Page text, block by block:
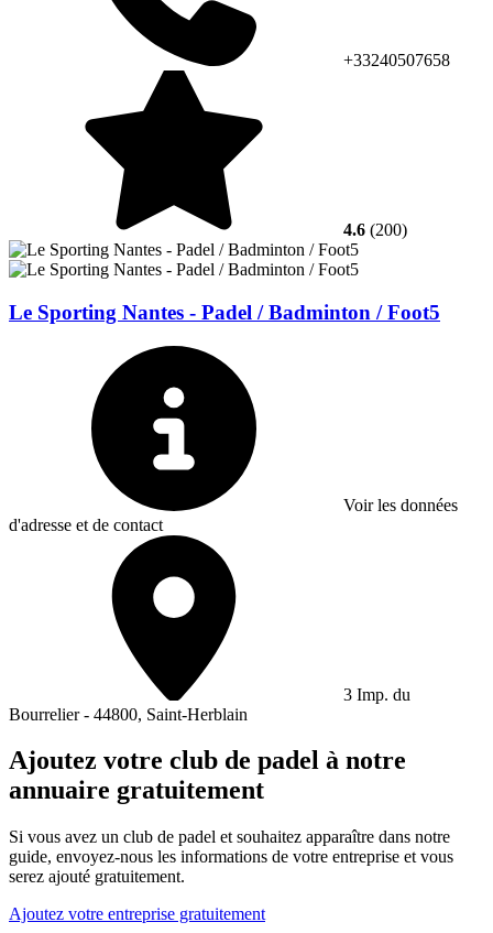
+33240507658
4.6 (200)
Le Sporting Nantes - Padel / Badminton / Foot5
Voir les données
d'adresse et de contact
3 Imp. du
Bourrelier - 44800, Saint-Herblain
Ajoutez votre club de padel à notre
annuaire gratuitement
Si vous avez un club de padel et souhaitez apparaître dans notre
guide, envoyez-nous les informations de votre entreprise et vous
serez ajouté gratuitement.
Ajoutez votre entreprise gratuitement